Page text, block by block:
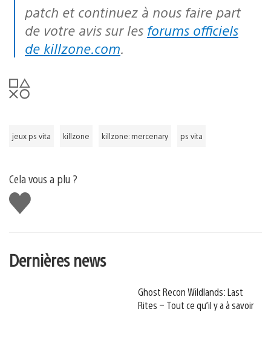
patch et continuez à nous faire part
de votre avis sur les forums officiels
de killzone.com.
jeux ps vita killzone killzone: mercenary ps vita
Cela vous a plu ?
J'aime
Dernières news
Ghost Recon Wildlands: Last
Rites – Tout ce qu’il y a à savoir